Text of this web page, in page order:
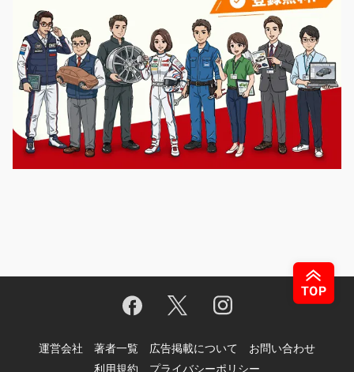
運営会社 著者一覧 広告掲載について
お問い合わせ
利用規約
プライバシーポリシー